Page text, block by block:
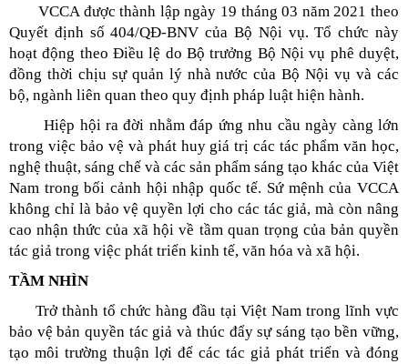
VCCA được thành lập ngày 19 tháng 03 năm 2021 theo
Quyết định số 404/QĐ-BNV của Bộ Nội vụ. Tổ chức này
hoạt động theo Điều lệ do Bộ trưởng Bộ Nội vụ phê duyệt,
đồng thời chịu sự quản lý nhà nước của Bộ Nội vụ và các
bộ, ngành liên quan theo quy định pháp luật hiện hành.
Hiệp hội ra đời nhằm đáp ứng nhu cầu ngày càng lớn
trong việc bảo vệ và phát huy giá trị các tác phẩm văn học,
nghệ thuật, sáng chế và các sản phẩm sáng tạo khác của Việt
Nam trong bối cảnh hội nhập quốc tế. Sứ mệnh của VCCA
không chỉ là bảo vệ quyền lợi cho các tác giả, mà còn nâng
cao nhận thức của xã hội về tầm quan trọng của bản quyền
tác giả trong việc phát triển kinh tế, văn hóa và xã hội.
TẦM NHÌN
Trở thành tổ chức hàng đầu tại Việt Nam trong lĩnh vực
bảo vệ bản quyền tác giả và thúc đẩy sự sáng tạo bền vững,
tạo môi trường thuận lợi để các tác giả phát triển và đóng